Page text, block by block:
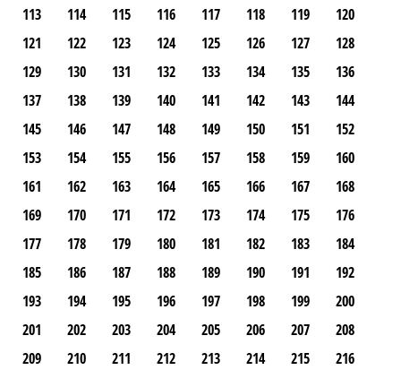
113 114 115 116 117 118 119
120
121
122 123 124 125 126 127
128
129
130 131 132 133 134 135
136
137
138 139 140 141 142 143
144
145
146 147 148 149 150 151
152
153
154 155 156 157 158 159
160
161
162 163 164 165 166 167
168
169
170 171 172 173 174 175
176
177
178 179 180 181 182 183
184
185
186 187 188 189 190 191
192
193
194 195 196 197 198 199
200
201
202 203 204 205 206 207
208
209
210 211 212 213 214 215
216